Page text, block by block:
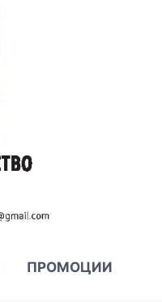
ПРОМОЦИИ